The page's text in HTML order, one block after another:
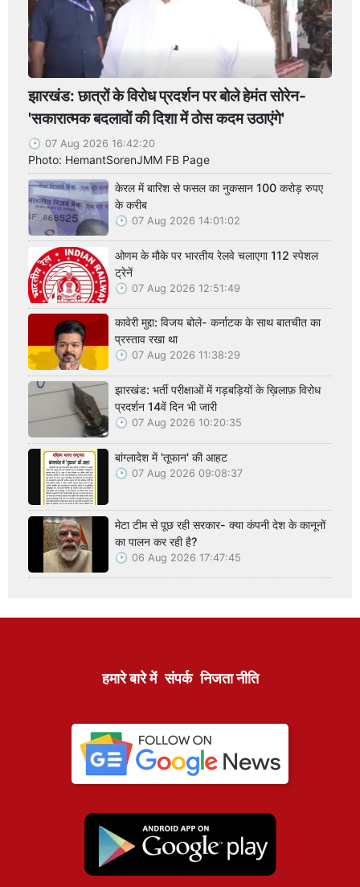
झारखंड: छात्रों के विरोध प्रदर्शन पर बोले हेमंत सोरेन-
'सकारात्मक बदलावों की दिशा में ठोस कदम उठाएंगे'
07 Aug 2026 16:42:20
Photo: HemantSorenJMM FB Page
केरल में बारिश से फसल का नुकसान 100 करोड़ रुपए
के करीब
07 Aug 2026 14:01:02
ओणम के मौके पर भारतीय रेलवे चलाएगा 112 स्पेशल
ट्रेनें
07 Aug 2026 12:51:49
कावेरी मुद्दा: विजय बोले- कर्नाटक के साथ बातचीत का
प्रस्ताव रखा था
07 Aug 2026 11:38:29
झारखंड: भर्ती परीक्षाओं में गड़बड़ियों के ख़िलाफ़ विरोध
प्रदर्शन 14वें दिन भी जारी
07 Aug 2026 10:20:35
बांग्लादेश में 'तूफान' की आहट
07 Aug 2026 09:08:37
मेटा टीम से पूछ रही सरकार- क्या कंपनी देश के कानूनों
का पालन कर रही है?
06 Aug 2026 17:47:45
हमारे बारे में संपर्क निजता नीति